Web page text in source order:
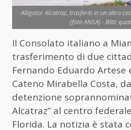
Alligator Alcatraz, trasferiti in un altro
(foto ANSA) - Blitz
Il Consolato italiano a
trasferimento di due
Fernando Eduardo Artese
Cateno Mirabella Costa,
detenzione
Alcatraz” al centro
Florida. La notizia è stata